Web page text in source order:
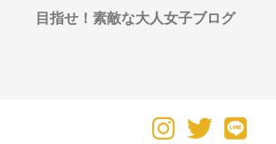
目指せ！素敵な大人女子ブログ